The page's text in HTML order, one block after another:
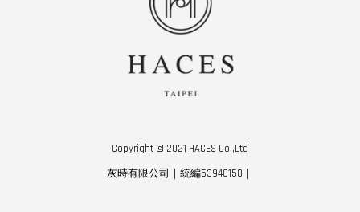
Copyright © 2021 HACES Co.,Ltd
灰時有限公司｜統編53940158｜